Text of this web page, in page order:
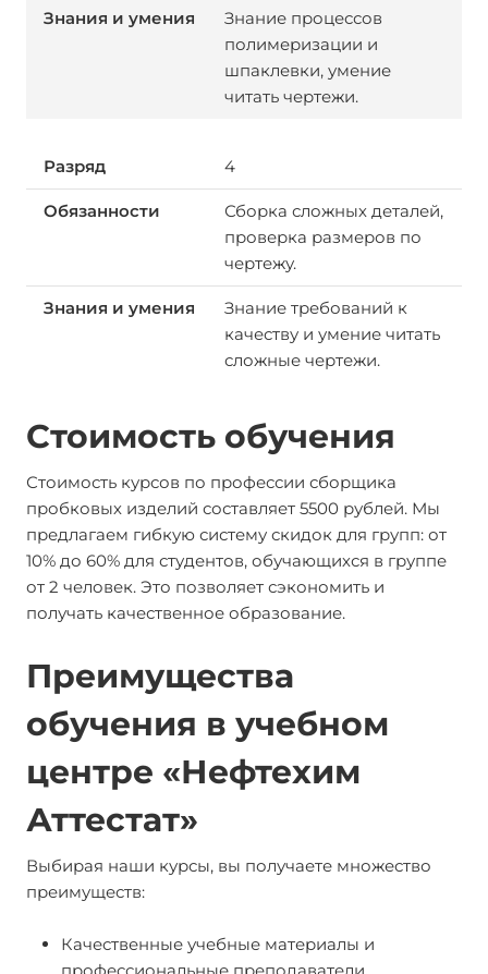
Знание процессов
полимеризации и
шпаклевки, умение
читать чертежи.
4
Сборка сложных деталей,
проверка размеров по
чертежу.
Знание требований к
качеству и умение читать
сложные чертежи.
Стоимость обучения
Стоимость курсов по профессии сборщика
пробковых изделий составляет 5500 рублей. Мы
предлагаем гибкую систему скидок для групп: от
10% до 60% для студентов, обучающихся в группе
от 2 человек. Это позволяет сэкономить и
получать качественное образование.
Преимущества
обучения в учебном
центре «Нефтехим
Аттестат»
Выбирая наши курсы, вы получаете множество
преимуществ:
Качественные учебные материалы и